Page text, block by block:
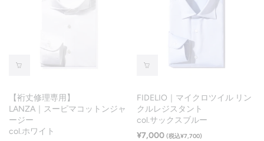
【裄丈修理専用】
LANZA｜スーピマコットンジャ
ージー
col.ホワイト
FIDELIO｜マイクロツイル リン
クルレジスタント
col.サックスブルー
¥7,000 (税込¥7,700)